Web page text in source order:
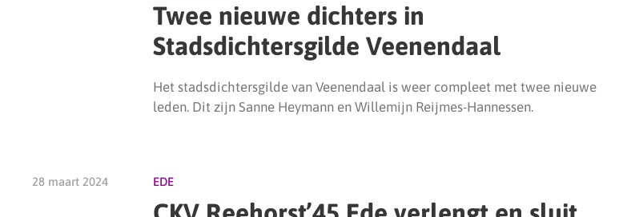
Twee nieuwe dichters in
Stadsdichtersgilde Veenendaal
Het stadsdichtersgilde van Veenendaal is weer compleet met twee nieuwe
leden. Dit zijn Sanne Heymann en Willemijn Reijmes-Hannessen.
28 maart 2024 EDE